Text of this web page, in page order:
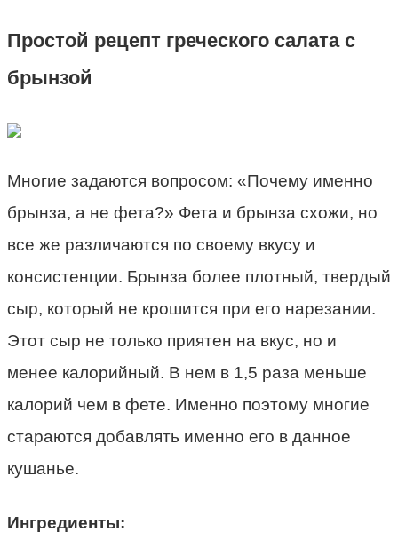
Простой рецепт греческого салата с
брынзой
Многие задаются вопросом: «Почему именно
брынза, а не фета?» Фета и брынза схожи, но
все же различаются по своему вкусу и
консистенции. Брынза более плотный, твердый
сыр, который не крошится при его нарезании.
Этот сыр не только приятен на вкус, но и
менее калорийный. В нем в 1,5 раза меньше
калорий чем в фете. Именно поэтому многие
стараются добавлять именно его в данное
кушанье.
Ингредиенты: